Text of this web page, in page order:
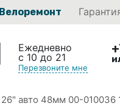
Велоремонт
Ежедневно
с 10 до 21
Перезвоните мне
авто 48мм 00-010036